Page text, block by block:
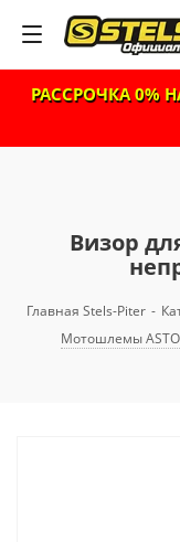
РАССРОЧКА 0%
Визор
Главная Stels-Piter -
Мотошлемы